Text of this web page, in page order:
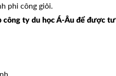
phi công giỏi.
ty du học Á-Âu để được tư